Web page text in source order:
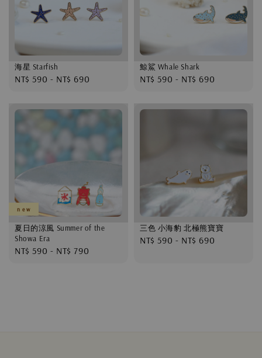
海星 Starfish
Regular
NT$ 590 - NT$ 690
鯨鯊 Whale Shark
Regular
NT$ 590 - NT$ 690
n e w
夏日的涼風 Summer of the
Showa Era
Regular
NT$ 590 - NT$ 790
三色 小海豹 北極熊寶寶
Regular
NT$ 590 - NT$ 690